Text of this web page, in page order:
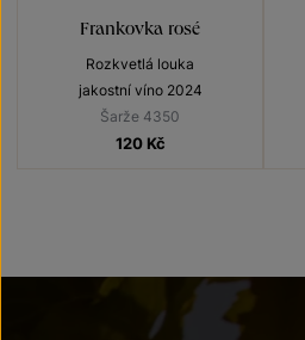
Frankovka rosé
Rozkvetlá louka
jakostní víno 2024
Šarže 4350
120 Kč